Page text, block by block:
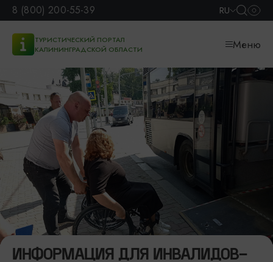
8 (800) 200-55-39 RU
ТУРИСТИЧЕСКИЙ ПОРТАЛ
КАЛИНИНГРАДСКОЙ ОБЛАСТИ
Меню
ИНФОРМАЦИЯ ДЛЯ ИНВАЛИДОВ-